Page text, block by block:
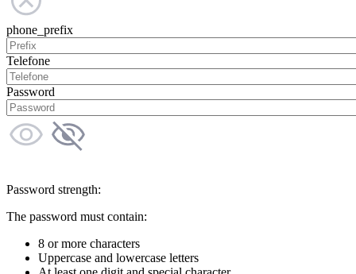
phone_prefix
Telefone
Password
Password strength:
The password must contain:
8 or more characters
Uppercase and lowercase letters